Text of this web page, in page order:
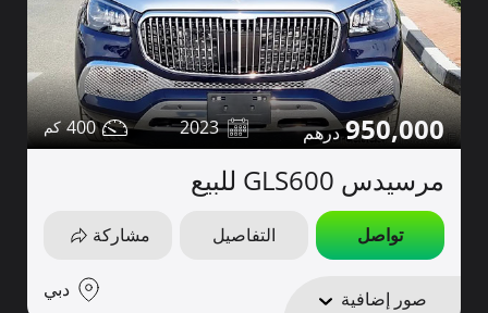
950,000
2023
400
مرسيدس GLS600 للبيع
تواصل التفاصيل مشاركة
صور إضافية دبي